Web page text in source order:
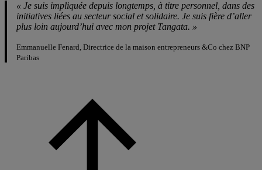
« Je suis impliquée depuis longtemps, à titre personnel, dans des
initiatives liées au secteur social et solidaire. Je suis fière d’aller
plus loin aujourd’hui avec mon projet Tangata. »
Emmanuelle Fenard, Directrice de la maison entrepreneurs &Co chez BNP
Paribas